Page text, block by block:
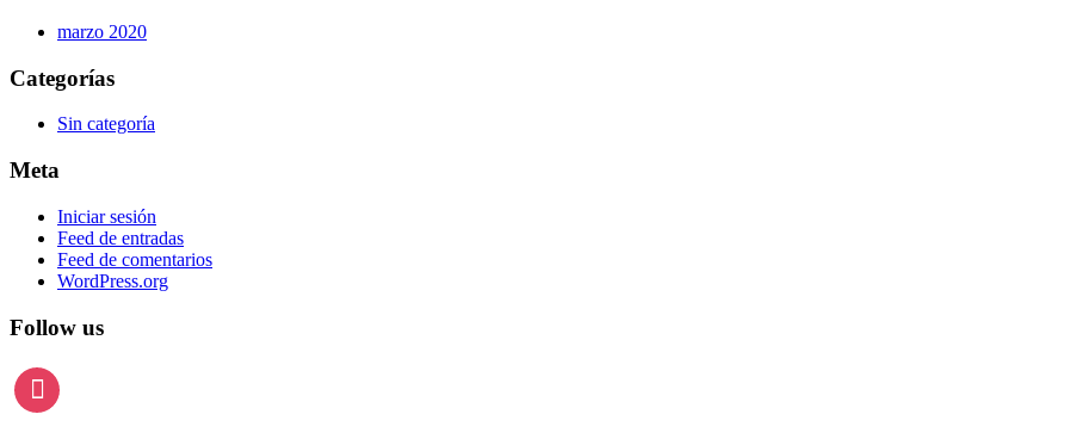
marzo 2020
Categorías
Sin categoría
Meta
Iniciar sesión
Feed de entradas
Feed de comentarios
WordPress.org
Follow us
instagram